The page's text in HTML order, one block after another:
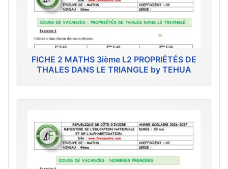
FICHE 2 MATHS 3ième L2 PROPRIÉTÉS DE
THALES DANS LE TRIANGLE by TEHUA